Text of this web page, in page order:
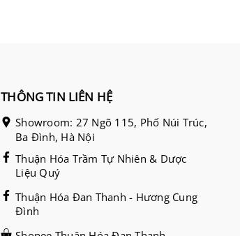
THÔNG TIN LIÊN HỆ
Showroom: 27 Ngõ 115, Phố Núi Trúc,
Ba Đình, Hà Nội
Thuận Hóa Trầm Tự Nhiên & Dược
Liệu Quý
Thuận Hóa Đan Thanh - Hương Cung
Đình